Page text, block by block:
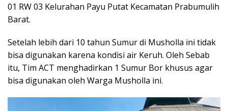
01 RW 03 Kelurahan Payu Putat Kecamatan Prabumulih
Barat.
Setelah lebih dari 10 tahun Sumur di Musholla ini tidak
bisa digunakan karena kondisi air Keruh. Oleh Sebab
itu, Tim ACT menghadirkan 1 Sumur Bor khusus agar
bisa digunakan oleh Warga Musholla ini.